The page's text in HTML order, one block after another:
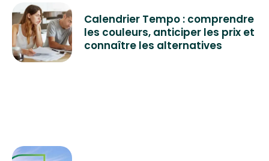
Calendrier Tempo : comprendre
les couleurs, anticiper les prix et
connaître les alternatives